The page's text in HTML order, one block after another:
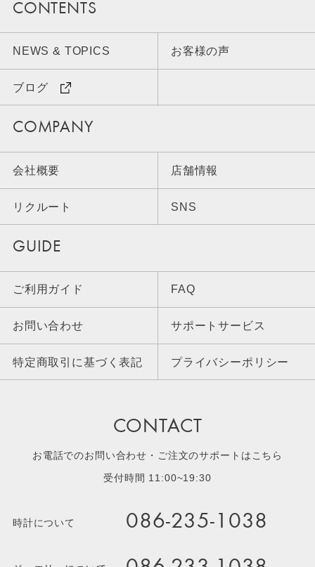
CONTENTS
NEWS & TOPICS お客様の声
ブログ
COMPANY
会社概要 店舗情報
リクルート SNS
GUIDE
ご利用ガイド FAQ
お問い合わせ サポートサービス
特定商取引に基づく表記 プライバシーポリシー
CONTACT
お電話でのお問い合わせ・ご注文のサポートはこちら
受付時間 11:00~19:30
時計について 086-235-1038